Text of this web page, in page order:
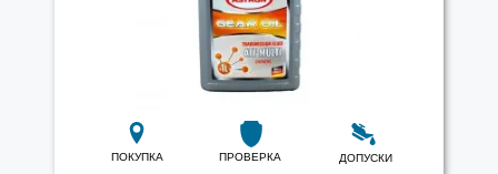
ПОКУПКА ПРОВЕРКА ДОПУСКИ